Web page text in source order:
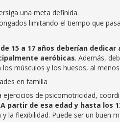
una meta definida.
limitando el tiempo que
15 a 17 años deberían
aeróbicas. Además,
músculos y los huesos, al
en familia
de psicomotricidad,
A partir de esa edad y hasta los
la flexibilidad. Puede ser un buen